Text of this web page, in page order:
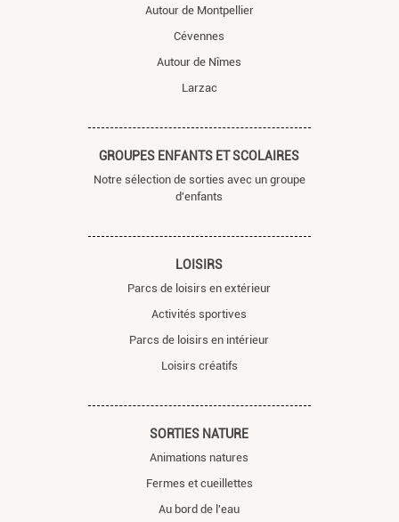
Autour de Montpellier
Cévennes
Autour de Nîmes
Larzac
GROUPES ENFANTS ET SCOLAIRES
Notre sélection de sorties avec un groupe
d'enfants
LOISIRS
Parcs de loisirs en extérieur
Activités sportives
Parcs de loisirs en intérieur
Loisirs créatifs
SORTIES NATURE
Animations natures
Fermes et cueillettes
Au bord de l'eau